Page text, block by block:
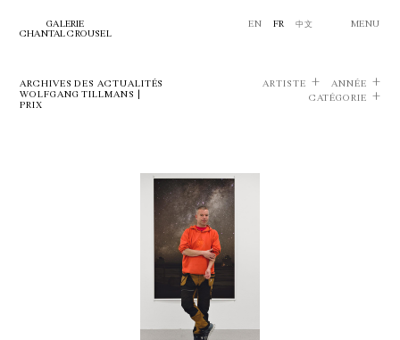
GALERIE
CHANTAL CROUSEL
EN FR 中文 MENU
ARCHIVES DES ACTUALITÉS
WOLFGANG TILLMANS |
PRIX
ARTISTE
ANNÉE
CATÉGORIE